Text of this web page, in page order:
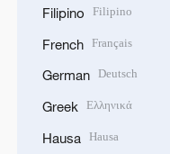
Filipino Filipino
French Français
German Deutsch
Greek Ελληνικά
Hausa Hausa